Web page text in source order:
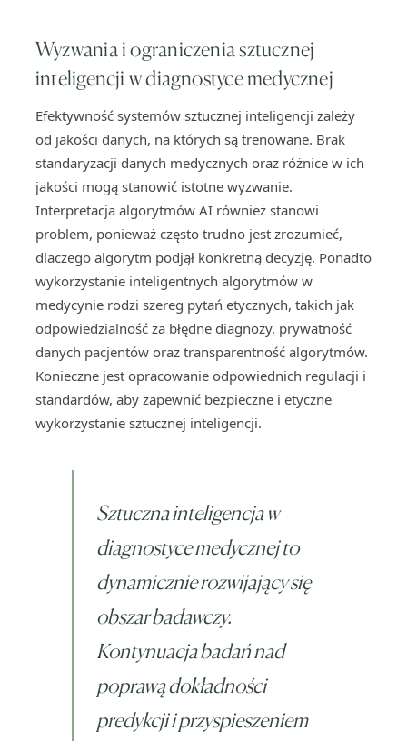
Wyzwania i ograniczenia sztucznej
inteligencji w diagnostyce medycznej
Efektywność systemów sztucznej inteligencji zależy
od jakości danych, na których są trenowane. Brak
standaryzacji danych medycznych oraz różnice w ich
jakości mogą stanowić istotne wyzwanie.
Interpretacja algorytmów AI również stanowi
problem, ponieważ często trudno jest zrozumieć,
dlaczego algorytm podjął konkretną decyzję. Ponadto
wykorzystanie inteligentnych algorytmów w
medycynie rodzi szereg pytań etycznych, takich jak
odpowiedzialność za błędne diagnozy, prywatność
danych pacjentów oraz transparentność algorytmów.
Konieczne jest opracowanie odpowiednich regulacji i
standardów, aby zapewnić bezpieczne i etyczne
wykorzystanie sztucznej inteligencji.
Sztuczna inteligencja w
diagnostyce medycznej to
dynamicznie rozwijający się
obszar badawczy.
Kontynuacja badań nad
poprawą dokładności
predykcji i przyspieszeniem